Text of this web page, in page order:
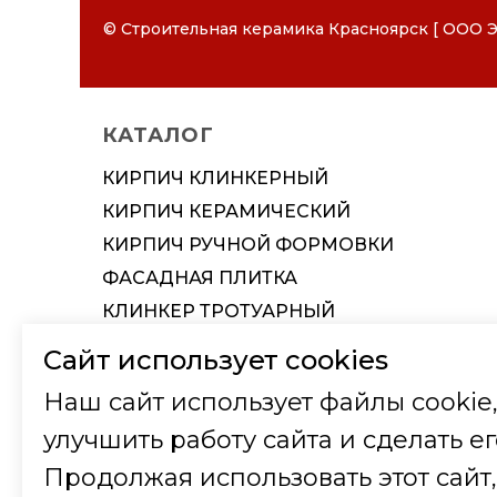
СТРОИТЕЛЬНАЯ
Наименование
Наименование организации
Вид деятельности
Юридический адрес
Почтовый и Фактический адрес
Телефон
e-mail
Ф.И.О. Директора
Телефон
Банковские реквизиты
Наименование
Наименование организации
Вид деятельности
ИНН
КПП
Фактический и почтовый адрес
Телефон
Ф.И.О. Директора (на основании Устава)
Телефон
ОГРН
© Строительная керамика Красноярск [ ООО
КАТАЛОГ
КИРПИЧ КЛИНКЕРНЫЙ
КИРПИЧ КЕРАМИЧЕСКИЙ
КИРПИЧ РУЧНОЙ ФОРМОВКИ
ФАСАДНАЯ ПЛИТКА
КЛИНКЕР ТРОТУАРНЫЙ
КЕРАМИЧЕСКИЕ БЛОКИ
ТЕРМОПАНЕЛЬ
ФАСАДНЫЕ СИСТЕМЫ
ИСКУССТВЕННЫЙ КАМЕНЬ
Сайт использует cookies
Наш сайт использует файлы
улучшить работу сайта и сделать
Продолжая использовать этот